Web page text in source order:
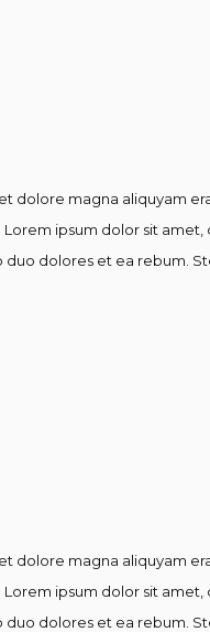
magna aliquyam
ipsum dolor sit
dolores et ea rebum.
magna aliquyam
ipsum dolor sit
dolores et ea rebum.